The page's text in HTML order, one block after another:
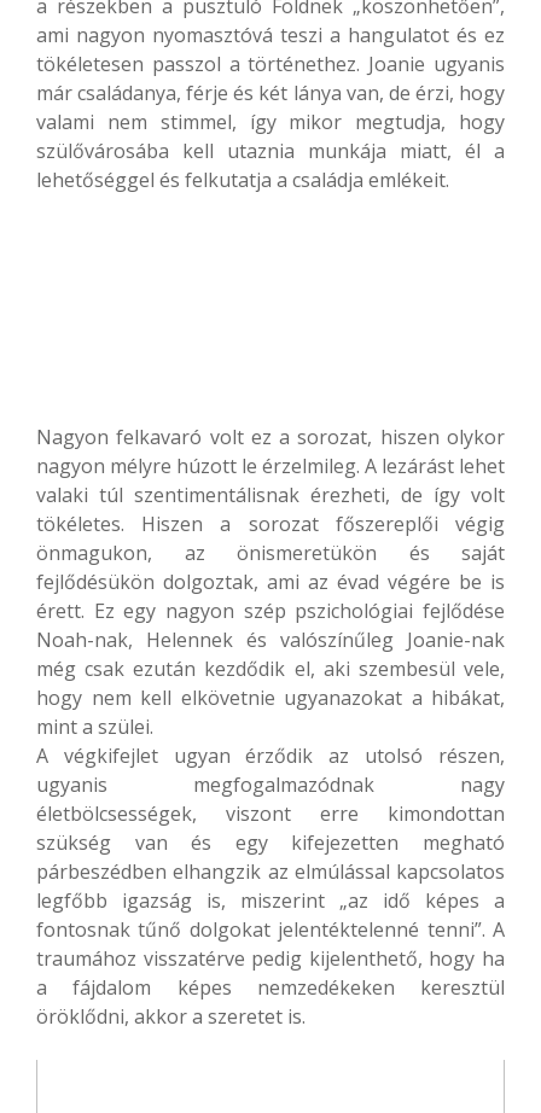
a részekben a pusztuló Földnek „köszönhetően”,
ami nagyon nyomasztóvá teszi a hangulatot és ez
tökéletesen passzol a történethez. Joanie ugyanis
már családanya, férje és két lánya van, de érzi, hogy
valami nem stimmel, így mikor megtudja, hogy
szülővárosába kell utaznia munkája miatt, él a
lehetőséggel és felkutatja a családja emlékeit.
Nagyon felkavaró volt ez a sorozat, hiszen olykor
nagyon mélyre húzott le érzelmileg. A lezárást lehet
valaki túl szentimentálisnak érezheti, de így volt
tökéletes. Hiszen a sorozat főszereplői végig
önmagukon, az önismeretükön és saját
fejlődésükön dolgoztak, ami az évad végére be is
érett. Ez egy nagyon szép pszichológiai fejlődése
Noah-nak, Helennek és valószínűleg Joanie-nak
még csak ezután kezdődik el, aki szembesül vele,
hogy nem kell elkövetnie ugyanazokat a hibákat,
mint a szülei.
A végkifejlet ugyan érződik az utolsó részen,
ugyanis megfogalmazódnak nagy
életbölcsességek, viszont erre kimondottan
szükség van és egy kifejezetten megható
párbeszédben elhangzik az elmúlással kapcsolatos
legfőbb igazság is, miszerint „az idő képes a
fontosnak tűnő dolgokat jelentéktelenné tenni”. A
traumához visszatérve pedig kijelenthető, hogy ha
a fájdalom képes nemzedékeken keresztül
öröklődni, akkor a szeretet is.